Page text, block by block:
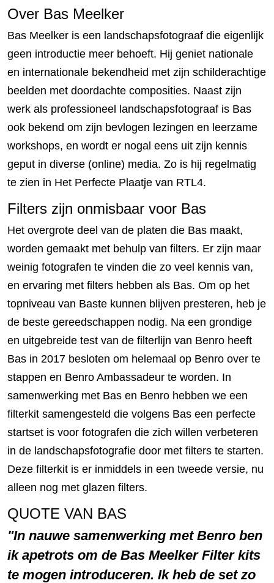
Over Bas Meelker
Bas Meelker is een landschapsfotograaf die eigenlijk
geen introductie meer behoeft. Hij geniet nationale
en internationale bekendheid met zijn schilderachtige
beelden met doordachte composities. Naast zijn
werk als professioneel landschapsfotograaf is Bas
ook bekend om zijn bevlogen lezingen en leerzame
workshops, en wordt er nogal eens uit zijn kennis
geput in diverse (online) media. Zo is hij regelmatig
te zien in Het Perfecte Plaatje van RTL4.
Filters zijn onmisbaar voor Bas
Het overgrote deel van de platen die Bas maakt,
worden gemaakt met behulp van filters. Er zijn maar
weinig fotografen te vinden die zo veel kennis van,
en ervaring met filters hebben als Bas. Om op het
topniveau van Baste kunnen blijven presteren, heb je
de beste gereedschappen nodig. Na een grondige
en uitgebreide test van de filterlijn van Benro heeft
Bas in 2017 besloten om helemaal op Benro over te
stappen en Benro Ambassadeur te worden. In
samenwerking met Bas en Benro hebben we een
filterkit samengesteld die volgens Bas een perfecte
startset is voor fotografen die zich willen verbeteren
in de landschapsfotografie door met filters te starten.
Deze filterkit is er inmiddels in een tweede versie, nu
alleen nog met glazen filters.
QUOTE VAN BAS
In nauwe samenwerking met Benro ben
ik apetrots om de Bas Meelker Filter kits
te mogen introduceren. Ik heb de set zo